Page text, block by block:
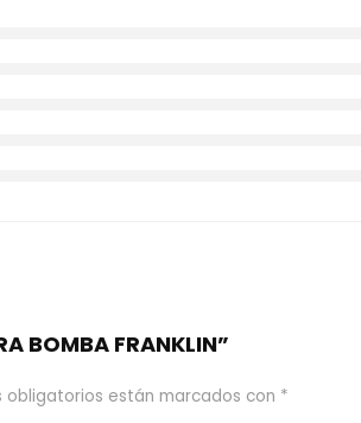
BOMBA FRANKLIN”
obligatorios están marcados con *